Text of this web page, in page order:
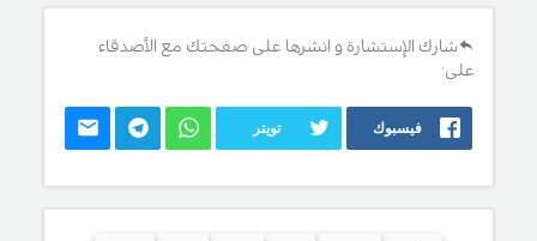
شارك الإستشارة و انشرها على صفحتك مع الأصدقاء
على:
فيسبوك تويتر